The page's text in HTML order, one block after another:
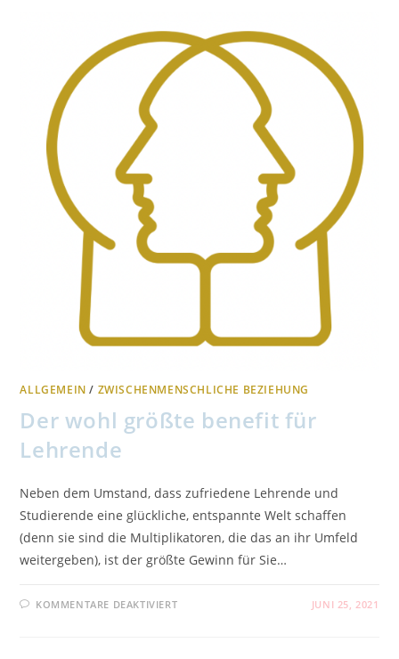
UNTERRICHTS
ALLGEMEIN / ZWISCHENMENSCHLICHE BEZIEHUNG
Der wohl größte benefit für
Lehrende
Neben dem Umstand, dass zufriedene Lehrende und
Studierende eine glückliche, entspannte Welt schaffen
(denn sie sind die Multiplikatoren, die das an ihr Umfeld
weitergeben), ist der größte Gewinn für Sie…
KOMMENTARE DEAKTIVIERTFÜR JUNI 25, 2021